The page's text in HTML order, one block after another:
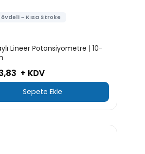
- Kısa Stroke
Lineer Potansiyometre | 10-
+ KDV
Sepete Ekle